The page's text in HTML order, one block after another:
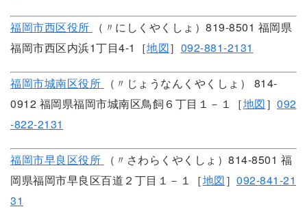
福岡市西区役所
（〃にしくやくしょ）819-8501 福岡県
福岡市西区内浜1丁目4-1［地図］ 092-881-2131
福岡市城南区役所
（〃じょうなんくやくしょ） 814-
0912 福岡県福岡市城南区鳥飼６丁目１－１［地図］ 092
-822-2131
福岡市早良区役所
（〃さわらくやくしょ）814-8501 福
岡県福岡市早良区百道２丁目１－１［地図］ 092-841-21
31